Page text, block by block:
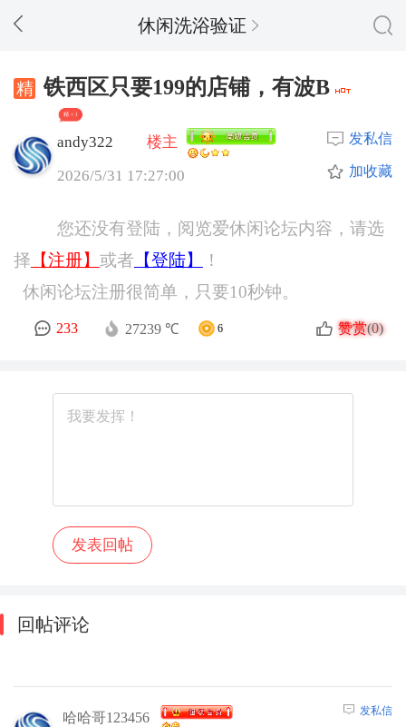
休闲洗浴验证
铁西区只要199的店铺，有波B
精 + 1
andy322
楼主
2026/5/31 17:27:00
发私信
加收藏
您还没有登陆，阅览爱休闲论坛内容，请选
择 【注册】 或者 【登陆】
！
休闲论坛注册很简单，只要10秒钟。
233 27239 ℃ 6 赞赏(0)
回帖评论
哈哈哥123456 发私信